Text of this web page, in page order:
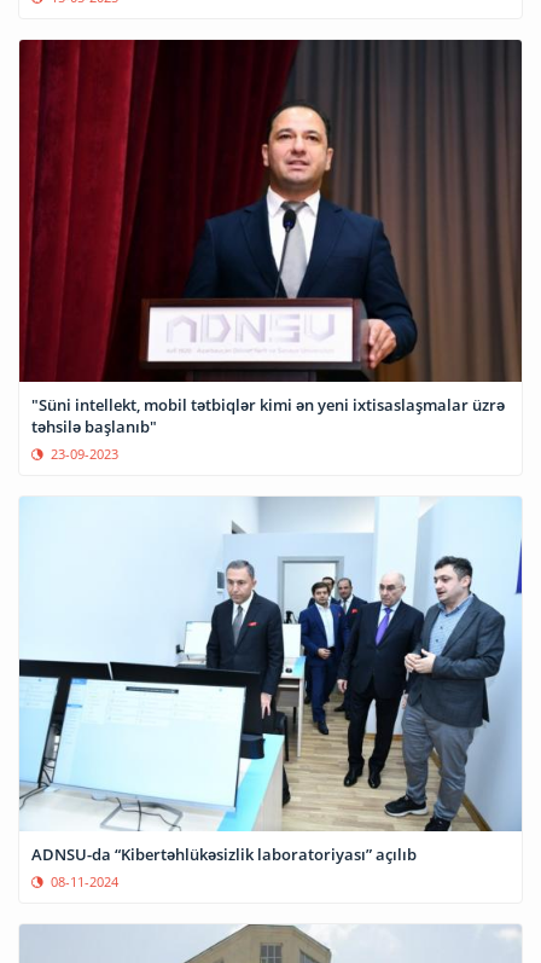
"Süni intellekt, mobil tətbiqlər kimi ən yeni ixtisaslaşmalar üzrə
təhsilə başlanıb"
23-09-2023
ADNSU-da “Kibertəhlükəsizlik laboratoriyası” açılıb
08-11-2024